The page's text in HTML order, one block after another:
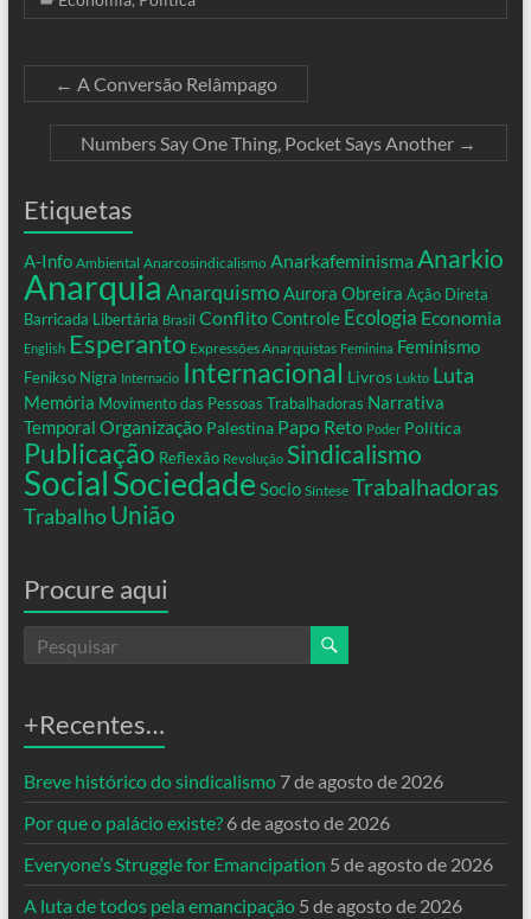
← A Conversão Relâmpago
Numbers Say One Thing, Pocket Says Another →
Etiquetas
A-Info Ambiental Anarcosindicalismo Anarkafeminisma Anarkio
Anarquia AnarquismoAurora Obreira Ação Direta
Barricada Libertária Brasil ConflitoControle Ecologia Economia
English Esperanto Expressões Anarquistas Feminina Feminismo
Fenikso Nigra Internacio Internacional Livros Lukto Luta
Memória Movimento das Pessoas Trabalhadoras Narrativa
Temporal Organização Palestina Papo Reto Poder Política
Publicação Reflexão Revolução Sindicalismo
SocialSociedade Socio Síntese Trabalhadoras
Trabalho União
Procure aqui
+Recentes…
Breve histórico do sindicalismo 7 de agosto de 2026
Por que o palácio existe? 6 de agosto de 2026
Everyone’s Struggle for Emancipation 5 de agosto de 2026
A luta de todos pela emancipação 5 de agosto de 2026